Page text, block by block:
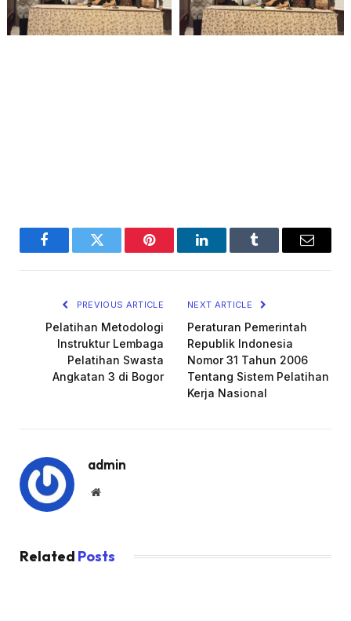
FacebookTwitter Pinterest LinkedInTumblr Email
PREVIOUS ARTICLE
Pelatihan Metodologi
Instruktur Lembaga
Pelatihan Swasta
Angkatan 3 di Bogor
NEXT ARTICLE
Peraturan Pemerintah
Republik Indonesia
Nomor 31 Tahun 2006
Tentang Sistem Pelatihan
Kerja Nasional
admin
Website
Related Posts